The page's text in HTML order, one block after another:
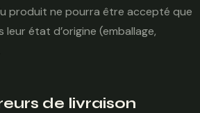
produit ne pourra être accepté que
état d’origine (emballage,
de livraison